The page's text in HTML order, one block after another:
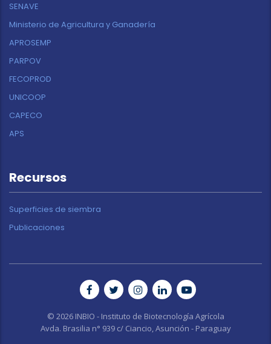
SENAVE
Ministerio de Agricultura y Ganadería
APROSEMP
PARPOV
FECOPROD
UNICOOP
CAPECO
APS
Recursos
Superficies de siembra
Publicaciones
© 2026 INBIO - Instituto de Biotecnología Agrícola
Avda. Brasilia n° 939 c/ Ciancio, Asunción - Paraguay